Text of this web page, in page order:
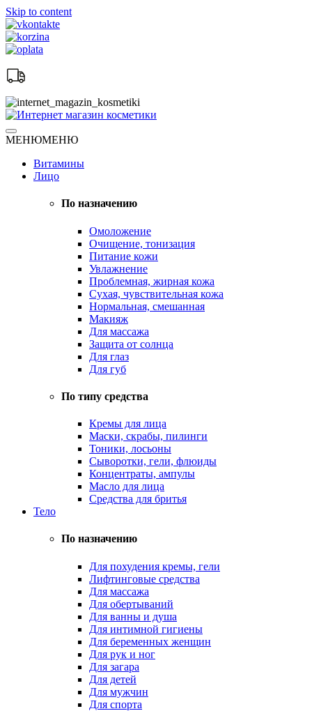
Skip to content
Интернет магазин косметики
Натуральная косметика
МЕНЮМЕНЮ
Витамины
Лицо
По назначению
Омоложение
Очищение, тонизация
Питание кожи
Увлажнение
Проблемная, жирная кожа
Сухая, чувствительная кожа
Нормальная, смешанная
Макияж
Для массажа
Защита от солнца
Для глаз
Для губ
По типу средства
Кремы для лица
Маски, скрабы, пилинги
Тоники, лосьоны
Сыворотки, гели, флюиды
Концентраты, ампулы
Масло для лица
Средства для бритья
Тело
По назначению
Для похудения кремы, гели
Лифтинговые средства
Для массажа
Для обертываний
Для ванны и душа
Для интимной гигиены
Для беременных женщин
Для рук и ног
Для загара
Для детей
Для мужчин
Для спорта